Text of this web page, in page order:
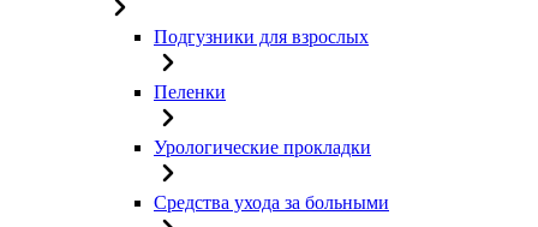
Подгузники для взрослых
Пеленки
Урологические прокладки
Средства ухода за больными